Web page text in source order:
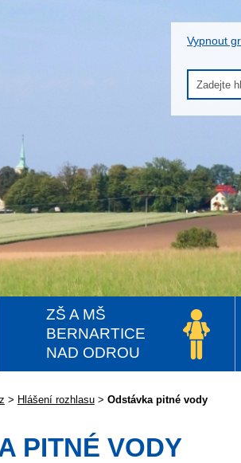
Vypnout
ZŠ A MŠ
BERNARTICE
NAD ODROU
> Hlášení rozhlasu> Odstávka pitné vody
PITNÉ VODY